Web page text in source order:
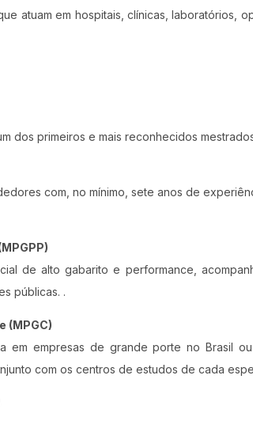
atuam em hospitais, clínicas,
dos primeiros e mais reconhecidos
com, no mínimo, sete anos de
de alto gabarito e performance,
públicas. .
(MPGC)
em empresas de grande porte no Brasil
com os centros de estudos de cada